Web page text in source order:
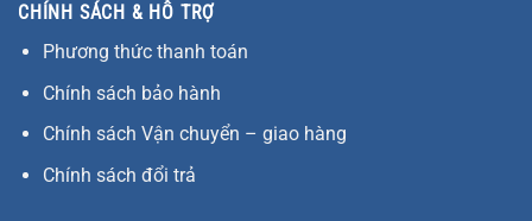
CHÍNH SÁCH & HỖ TRỢ
Phương thức thanh toán
Chính sách bảo hành
Chính sách Vận chuyển – giao hàng
Chính sách đổi trả